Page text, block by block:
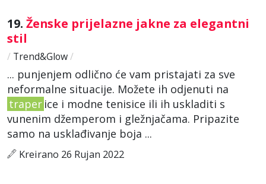
19. Ženske prijelazne jakne za elegantni
stil
/ Trend&Glow/
... punjenjem odlično će vam pristajati za sve
neformalne situacije. Možete ih odjenuti na
traper ice i modne tenisice ili ih uskladiti s
vunenim džemperom i gležnjačama. Pripazite
samo na usklađivanje boja ...
Kreirano 26 Rujan 2022